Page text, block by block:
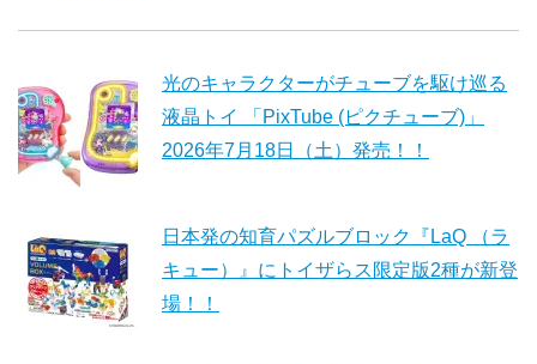
光のキャラクターがチューブを駆け巡る
液晶トイ 「PixTube (ピクチューブ)」
2026年7月18日（土）発売！！
日本発の知育パズルブロック『LaQ （ラ
キュー）』にトイザらス限定版2種が新登
場！！